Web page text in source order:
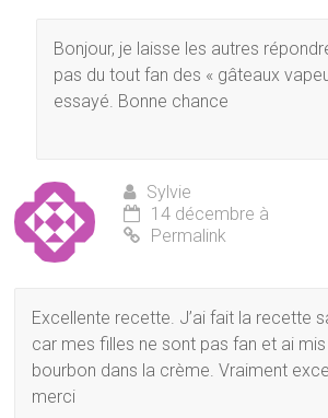
Bonjour, je laisse les autres
pas du tout fan des « gâteaux
essayé. Bonne chance
Sylvie
14 décembre à
Permalink
Excellente recette. J’ai fait la recette
car mes filles ne sont pas fan et ai
bourbon dans la crème. Vraiment
merci